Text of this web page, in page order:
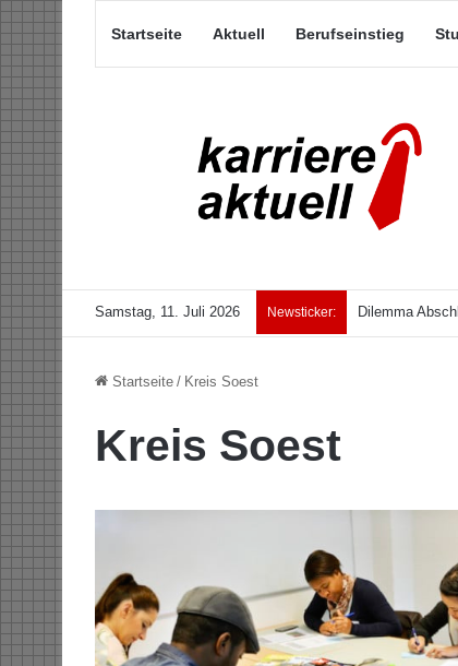
Startseite Aktuell Berufseinstieg
Samstag, 11. Juli 2026 Newsticker: Dilemma
Startseite / Kreis Soest
Kreis Soest